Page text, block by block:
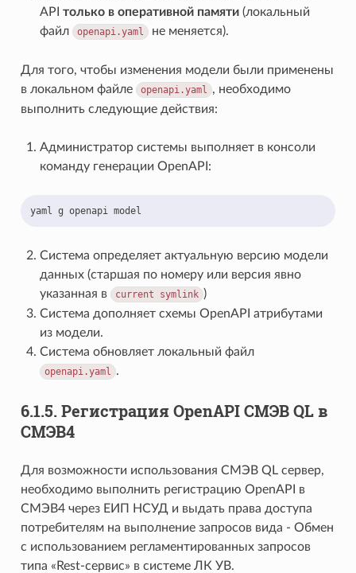
API только в оперативной памяти(локальный
файл
openapi.yaml не меняется).
Для того, чтобы изменения модели были применены
в локальном файле
openapi.yaml
, необходимо
выполнить следующие действия:
Администратор системы выполняет в консоли
команду генерации OpenAPI:
yaml g openapi
Система определяет актуальную версию модели
данных (старшая по номеру или версия явно
указанная в
current symlink )
Система дополняет схемы OpenAPI атрибутами
из модели.
Система обновляет локальный файл
openapi.yaml .
6.1.5. Регистрация OpenAPI СМЭВ QL в
СМЭВ4
Для возможности использования СМЭВ QL сервер,
необходимо выполнить регистрацию OpenAPI в
СМЭВ4 через ЕИП НСУД и выдать права доступа
потребителям на выполнение запросов вида - Обмен
с использованием регламентированных запросов
типа «Rest-сервис» в системе ЛК УВ.